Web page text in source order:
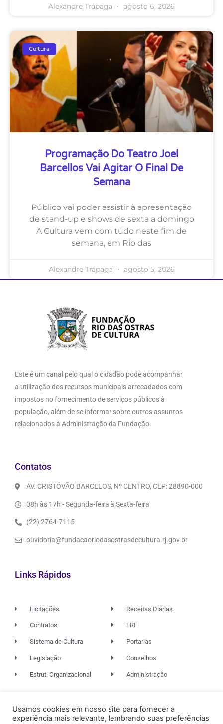
Alexandre Trápaga agosto 6, 2026
Cultura
Programação Do Teatro Joel
Barcellos Vai Agitar O Final De
Semana
Público vai poder assistir à apresentação
de stand-up e shows de sexta a domingo
A Cultura vem com tudo neste fim de
semana, em Rio das
Alexandre Trápaga agosto 5, 2026
Este é um canal pelo qual o cidadão pode acompanhar
a utilização dos recursos municipais arrecadados com
impostos no fornecimento de serviços públicos à
população, além de se informar sobre outros assuntos
relacionados à Administração da Fundação.
Contatos
AV. CRISTÓVÃO BARCELOS, Nº CENTRO, CEP: 28890-000
08h às 17h - Segunda-feira à Sexta-feira
(22) 2764-7115
ouvidoria@fundacaoriodasostrasdecultura.rj.gov.br
Links Rápidos
Licitações
Contratos
Sistema de Cultura
Legislação
Estrut. Organizacional
Receitas Diárias
LRF
Portarias
Conselhos
Administração
© 2026. TODOS OS DIREITOS RESERVADOS.
Usamos cookies em nosso site para fornecer a
experiência mais relevante, lembrando suas preferências